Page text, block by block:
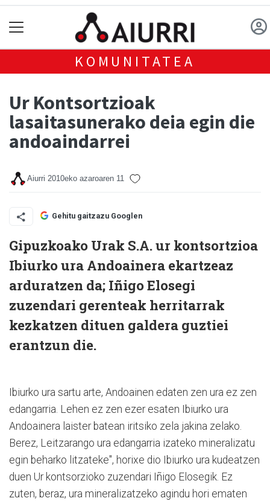
KOMUNITATEA
Ur Kontsortzioak
lasaitasunerako deia egin die
andoaindarrei
Aiurri 2010eko azaroaren 11
Gehitu gaitzazu Googlen
Gipuzkoako Urak S.A. ur kontsortzioa
Ibiurko ura Andoainera ekartzeaz
arduratzen da; Iñigo Elosegi
zuzendari gerenteak herritarrak
kezkatzen dituen galdera guztiei
erantzun die.
Ibiurko ura sartu arte, Andoainen edaten zen ura ez zen
edangarria. Lehen ez zen ezer esaten Ibiurko ura
Andoainera laister batean iritsiko zela jakina zelako.
Berez, Leitzarango ura edangarria izateko mineralizatu
egin beharko litzateke", horixe dio Ibiurko ura kudeatzen
duen Ur kontsorzioko zuzendari Iñigo Elosegik. Ez
zuten, beraz, ura mineralizatzeko agindu hori ematen